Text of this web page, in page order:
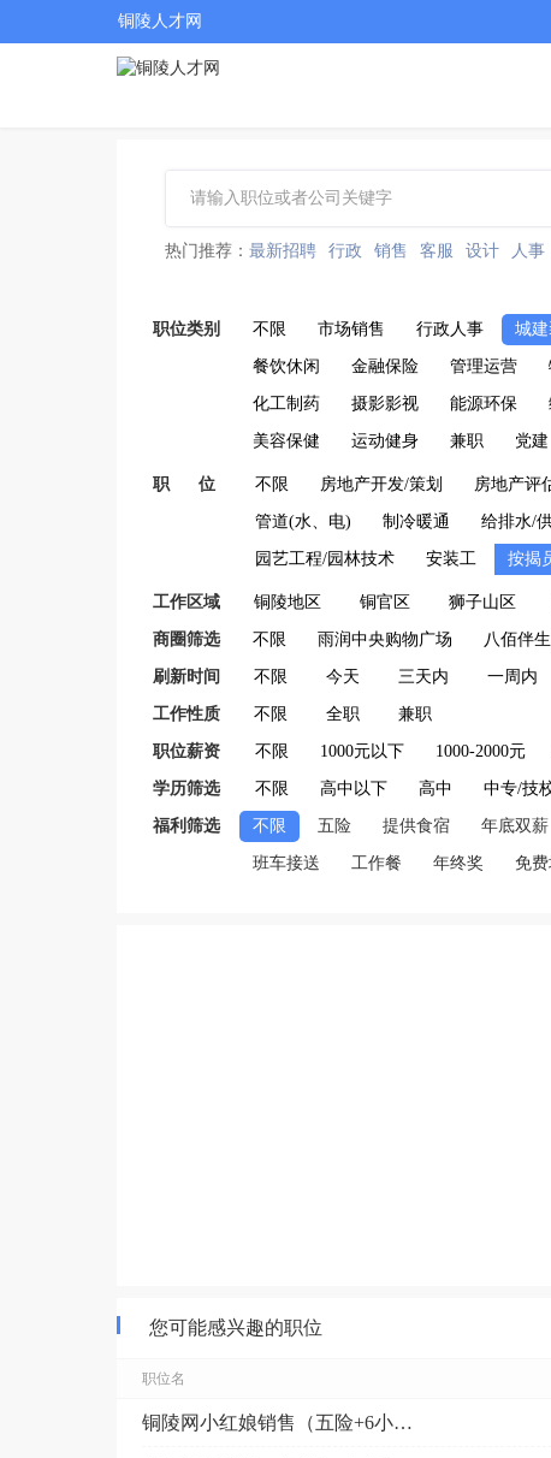
铜陵人才网
热门推荐： 最新招聘 行政 销售 客服 设计 人事
职位类别 不限 市场销售 行政人事 城
餐饮休闲 金融保险 管理运营
化工制药 摄影影视 能源环保
美容保健 运动健身 兼职 党建
职 位 不限 房地产开发/策划 房地产评
管道(水、电) 制冷暖通 给排水/
园艺工程/园林技术 安装工 按揭
工作区域 铜陵地区 铜官区 狮子山区
商圈筛选 不限 雨润中央购物广场 八佰伴
刷新时间 不限 今天 三天内 一周内
工作性质 不限 全职 兼职
职位薪资 不限 1000元以下 1000-2000元
学历筛选 不限 高中以下 高中 中专/技
福利筛选 不限 五险 提供食宿 年底双薪
班车接送 工作餐 年终奖 免费
您可能感兴趣的职位
职位名
铜陵网小红娘销售（五险+6小时工作制）